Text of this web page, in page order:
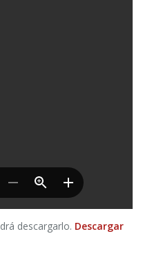
descargarlo. Descargar